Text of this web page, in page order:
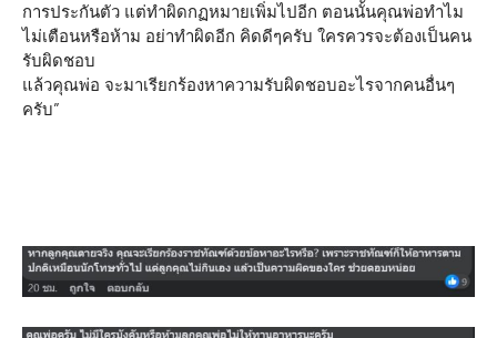
การประกันตัว แต่ทำผิดกฏหมายเพิ่มไปอีก ตอนนั้นคุณพ่อทำไม
ไม่เตือนหรือห้าม อย่าทำผิดอีก คิดดีๆครับ ใครควรจะต้องเป็นคน
รับผิดชอบ
แล้วคุณพ่อ จะมาเรียกร้องหาความรับผิดชอบอะไรจากคนอื่นๆ
ครับ”